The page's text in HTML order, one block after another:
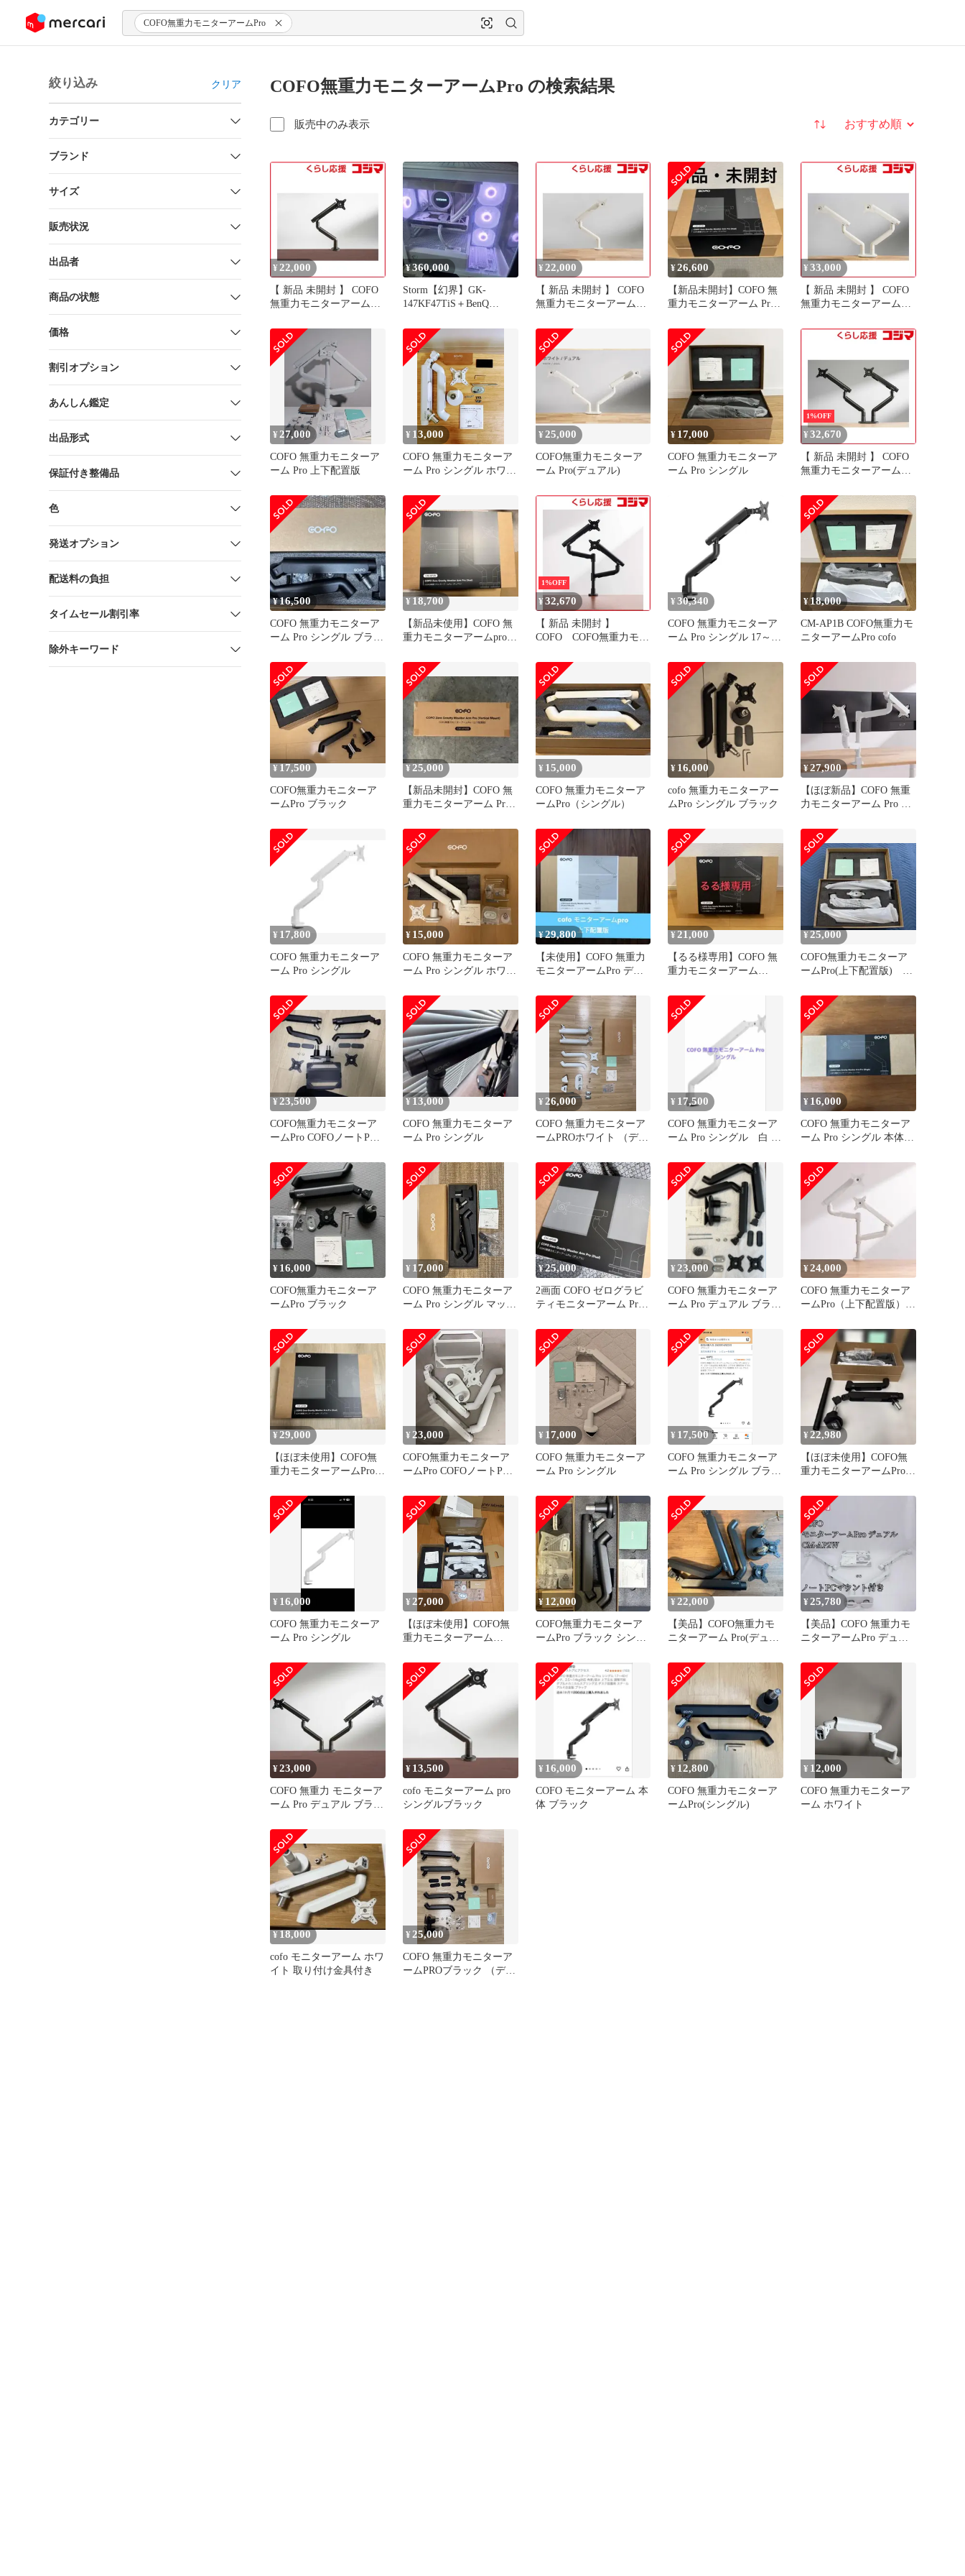
ツにスキップ COFO無重力モニターアームPro
絞り込み クリア
カテゴリー
ブランド
サイズ
販売状況
出品者
商品の状態
価格
割引オプション
あんしん鑑定
出品形式
保証付き整備品
色
発送オプション
配送料の負担
タイムセール割引率
除外キーワード
COFO無重力モニターアームPro の検索結果
販売中のみ表示 並び替え
¥ 22,000
【 新品 未開封 】 COFO
無重力モニターアーム
未使用 送料無料
¥360,000
Storm【幻界】GK-
147KF47TiS＋BenQ
¥ 22,000
【 新品 未開封 】 COFO
無重力モニターアーム
未使用 送料無料
¥26,600
【新品未開封】COFO 無
重力モニターアーム Pro
¥ 33,000
【 新品 未開封 】 COFO
無重力モニターアーム
未使用 送料無料
¥ 27,000
COFO 無重力モニターア
ーム Pro 上下配置版
¥ 13,000
COFO 無重力モニターア
ーム Pro シングル ホワイ
¥ 25,000
COFO無重力モニターア
ーム Pro(デュアル)
¥ 17,000
COFO 無重力モニターア
ーム Pro シングル
1%OFF
¥ 32,670
【 新品 未開封 】 COFO
無重力モニターアーム
未使用 送料無料
¥16,500
COFO 無重力モニターア
ーム Pro シングル ブラッ
¥ 18,700
【新品未使用】COFO 無
重力モニターアームpro
1%OFF
¥32,670
【 新品 未開封 】
COFO COFO無重力モニ
版) CM-APV2B 未使用
送料無料
¥ 30,340
COFO 無重力モニターア
ーム Pro シングル 17～40
角度/高さ 上下左右 調整
可能 ダブルメカニカルス
プリング式 デスク設置用
スチール アルミ合金製
ブラックJu 6e3ea6b2
¥18,000
CM-AP1B COFO無重力モ
ニターアームPro cofo
¥ 17,500
COFO無重力モニターア
ームPro ブラック
¥ 25,000
【新品未開封】COFO 無
重力モニターアーム Pro
¥ 15,000
COFO 無重力モニターア
ームPro（シングル）
¥ 16,000
cofo 無重力モニターアー
ムPro シングル ブラック
¥27,900
【ほぼ新品】COFO 無重
力モニターアーム Pro デ
¥ 17,800
COFO 無重力モニターア
ーム Pro シングル
¥ 15,000
COFO 無重力モニターア
ーム Pro シングル ホワイ
¥29,800
【未使用】COFO 無重力
モニターアームPro デュ
¥ 21,000
【るる様専用】COFO 無
重力モニターアーム
¥ 25,000
COFO無重力モニターア
ームPro(上下配置版)
¥ 23,500
COFO無重力モニターア
ームPro COFOノートPC
¥ 13,000
COFO 無重力モニターア
ーム Pro シングル
¥ 26,000
COFO 無重力モニターア
ームPROホワイト （デュ
¥ 17,500
COFO 無重力モニターア
ーム Pro シングル 白 中
¥ 16,000
COFO 無重力モニターア
ーム Pro シングル 本体
¥ 16,000
COFO無重力モニターア
ームPro ブラック
¥ 17,000
COFO 無重力モニターア
ーム Pro シングル マット
¥25,000
2画面 COFO ゼログラビ
ティモニターアーム Pro
¥ 23,000
COFO 無重力モニターア
ーム Pro デュアル ブラッ
¥24,000
COFO 無重力モニターア
ームPro（上下配置版）
¥ 29,000
【ほぼ未使用】COFO無
重力モニターアームPro
¥ 23,000
COFO無重力モニターア
ームPro COFOノートPC
¥ 17,000
COFO 無重力モニターア
ーム Pro シングル
¥ 17,500
COFO 無重力モニターア
ーム Pro シングル ブラッ
¥22,980
【ほぼ未使用】COFO無
重力モニターアームPro
¥ 16,000
COFO 無重力モニターア
ーム Pro シングル
¥ 27,000
【ほぼ未使用】COFO無
重力モニターアーム
ホワイト
¥ 12,000
COFO無重力モニターア
ームPro ブラック シング
¥ 22,000
【美品】COFO無重力モ
ニターアーム Pro(デュア
¥25,780
【美品】COFO 無重力モ
ニターアームPro デュア
¥23,000
COFO 無重力 モニターア
ーム Pro デュアル ブラッ
¥ 13,500
cofo モニターアーム pro
シングルブラック
¥ 16,000
COFO モニターアーム 本
体 ブラック
¥ 12,800
COFO 無重力モニターア
ームPro(シングル)
¥ 12,000
COFO 無重力モニターア
ーム ホワイト
¥ 18,000
cofo モニターアーム ホワ
イト 取り付け金具付き
¥25,000
COFO 無重力モニターア
ームPROブラック （デュ